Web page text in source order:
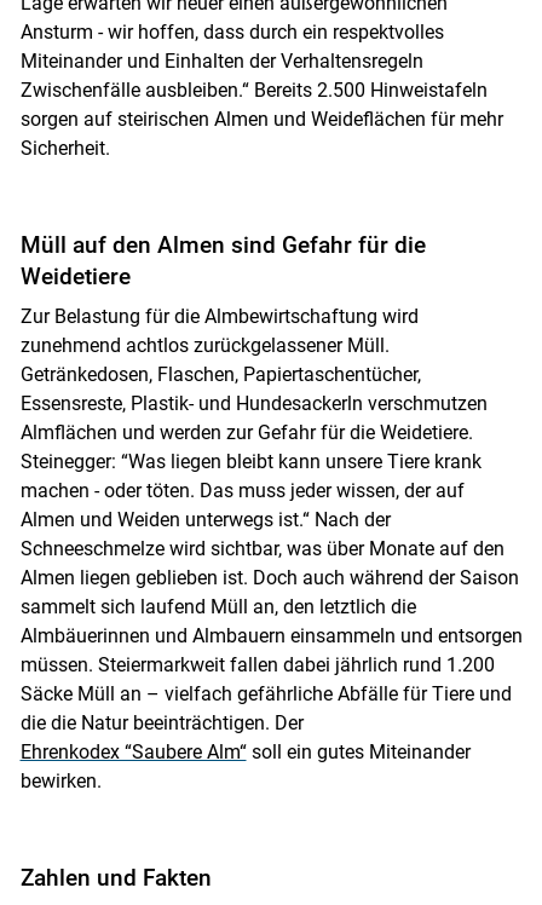
Ansturm - wir hoffen, dass durch ein respektvolles
Miteinander und Einhalten der Verhaltensregeln
Zwischenfälle ausbleiben.“ Bereits 2.500 Hinweistafeln
sorgen auf steirischen Almen und Weideflächen für mehr
Sicherheit.
Müll auf den Almen sind Gefahr für die
Weidetiere
Zur Belastung für die Almbewirtschaftung wird
zunehmend achtlos zurückgelassener Müll.
Getränkedosen, Flaschen, Papiertaschentücher,
Essensreste, Plastik- und Hundesackerln verschmutzen
Almflächen und werden zur Gefahr für die Weidetiere.
Steinegger: “Was liegen bleibt kann unsere Tiere krank
machen - oder töten. Das muss jeder wissen, der auf
Almen und Weiden unterwegs ist.“ Nach der
Schneeschmelze wird sichtbar, was über Monate auf den
Almen liegen geblieben ist. Doch auch während der Saison
sammelt sich laufend Müll an, den letztlich die
Almbäuerinnen und Almbauern einsammeln und entsorgen
müssen. Steiermarkweit fallen dabei jährlich rund 1.200
Säcke Müll an – vielfach gefährliche Abfälle für Tiere und
die die Natur beeinträchtigen. Der
Ehrenkodex “Saubere Alm“soll ein gutes Miteinander
bewirken.
Zahlen und Fakten